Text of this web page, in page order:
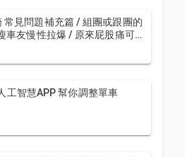
見問題補充篇 / 組團或跟團的
車友慢性拉爆 / 原來屁股痛可能
速法 / 公路車 / CT Yeh
智慧APP 幫你調整單車